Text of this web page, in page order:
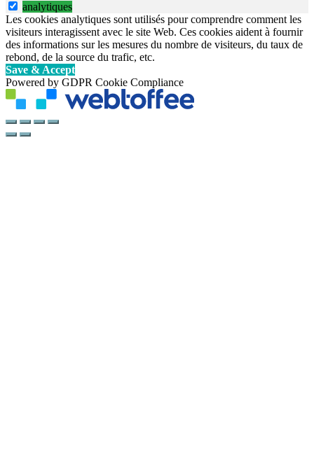
analytiques
Les cookies analytiques sont utilisés pour comprendre comment les
visiteurs interagissent avec le site Web. Ces cookies aident à fournir
des informations sur les mesures du nombre de visiteurs, du taux de
rebond, de la source du trafic, etc.
Save & Accept
Powered by GDPR Cookie Compliance